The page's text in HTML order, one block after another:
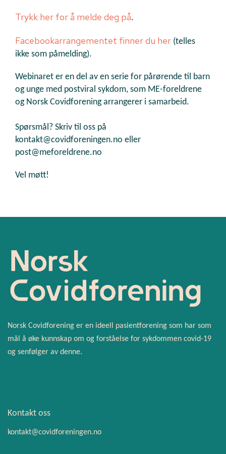
Trykk her for å melde deg på.
Facebookarrangementet finner du her (telles
ikke som påmelding).
Webinaret er en del av en serie for pårørende til barn
og unge med postviral sykdom, som ME-foreldrene
og Norsk Covidforening arrangerer i samarbeid.
Spørsmål? Skriv til oss på
kontakt@covidforeningen.no eller
post@meforeldrene.no
Vel møtt!
Norsk Covidforening er en ideell pasientforening som har som
mål å øke kunnskap om og forståelse for sykdommen covid-19
og senfølger av denne.
Kontakt oss
kontakt@covidforeningen.no